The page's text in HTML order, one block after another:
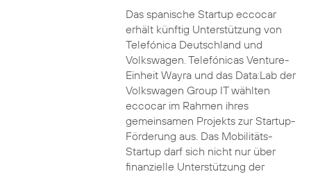
Das spanische Startup eccocar
erhält künftig Unterstützung von
Telefónica Deutschland und
Volkswagen. Telefónicas Venture-
Einheit Wayra und das Data:Lab der
Volkswagen Group IT wählten
eccocar im Rahmen ihres
gemeinsamen Projekts zur Startup-
Förderung aus. Das Mobilitäts-
Startup darf sich nicht nur über
finanzielle Unterstützung der